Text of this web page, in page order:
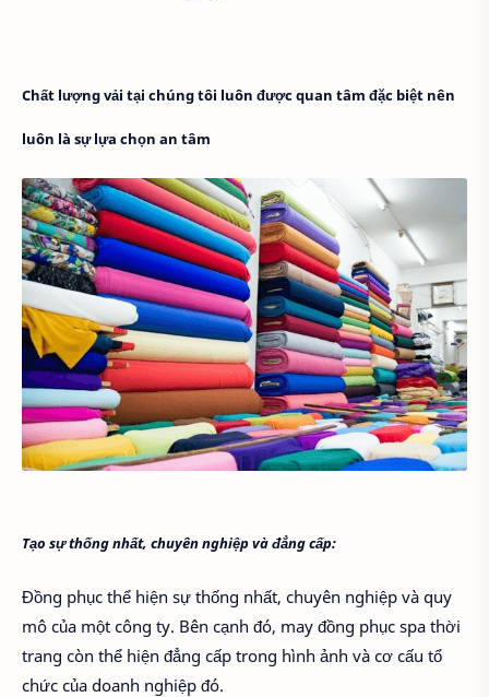
Chất lượng vải tại chúng tôi luôn được quan tâm đặc biệt nên
luôn là sự lựa chọn an tâm
Tạo sự thống nhất, chuyên nghiệp và đẳng cấp:
Đồng phục thể hiện sự thống nhất, chuyên nghiệp và quy
mô của một công ty. Bên cạnh đó, may đồng phục spa thời
trang còn thể hiện đẳng cấp trong hình ảnh và cơ cấu tổ
chức của doanh nghiệp đó.